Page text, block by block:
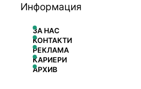
Информация
ЗА НАС
КОНТАКТИ
РЕКЛАМА
КАРИЕРИ
АРХИВ